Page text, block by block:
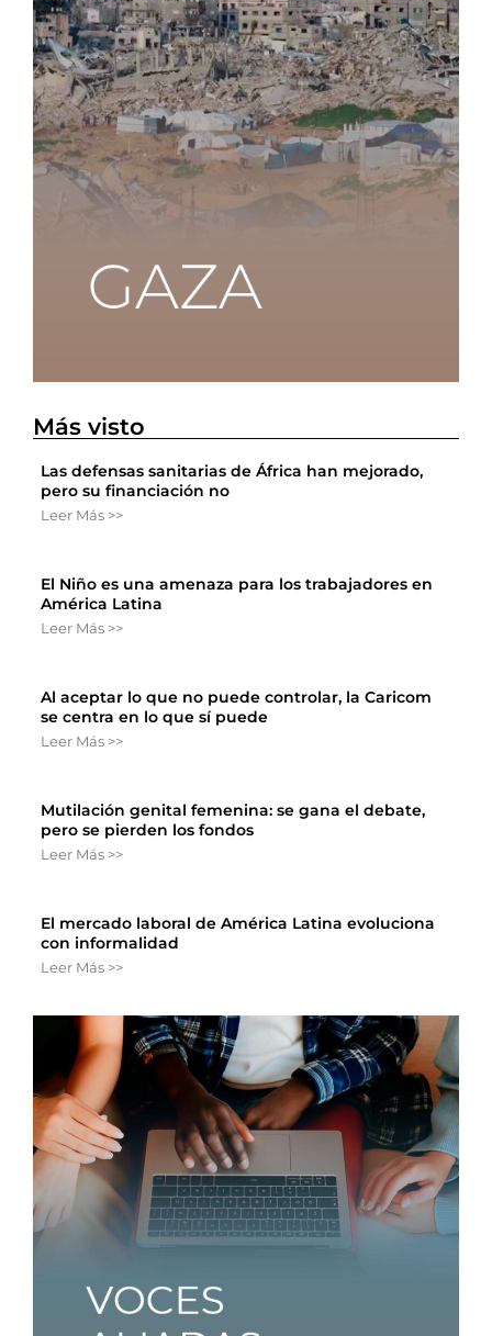
Más visto
Las defensas sanitarias de África han mejorado,
pero su financiación no
Leer Más >>
El Niño es una amenaza para los trabajadores en
América Latina
Leer Más >>
Al aceptar lo que no puede controlar, la Caricom
se centra en lo que sí puede
Leer Más >>
Mutilación genital femenina: se gana el debate,
pero se pierden los fondos
Leer Más >>
El mercado laboral de América Latina evoluciona
con informalidad
Leer Más >>